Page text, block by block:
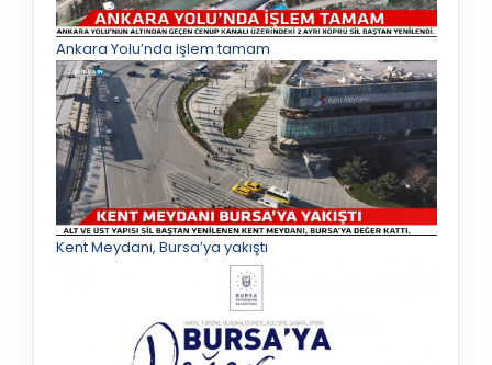
Ankara Yolu’nda işlem tamam
Kent Meydanı, Bursa’ya yakıştı